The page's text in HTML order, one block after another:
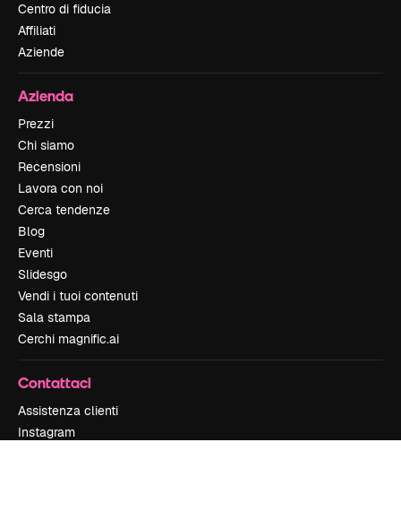
Centro di fiducia
Affiliati
Aziende
Azienda
Prezzi
Chi siamo
Recensioni
Lavora con noi
Cerca tendenze
Blog
Eventi
Slidesgo
Vendi i tuoi contenuti
Sala stampa
Cerchi magnific.ai
Contattaci
Assistenza clienti
Instagram